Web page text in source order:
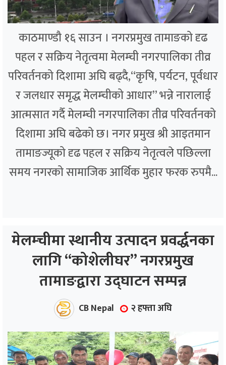
काठमाण्डौ १६ साउन । नगरप्रमुख तामाङको दृढ
पहल र सक्रिय नेतृत्वमा मेलम्ची नगरपालिका तीव्र
परिवर्तनको दिशामा अघि बढ्दै,“कृषि, पर्यटन, पूर्वधार
र जलधार समृद्ध मेलम्चीको आधार” भन्ने नारालाई
आत्मसात गर्दै मेलम्ची नगरपालिका तीव्र परिवर्तनको
दिशामा अघि बढेको छ। नगर प्रमुख श्री आइतमान
तामाङज्यूको दृढ पहल र सक्रिय नेतृत्वले पछिल्ला
समय नगरको सामाजिक आर्थिक मुहार फरक रुपमै...
मेलम्चीमा स्थानीय उत्पादन प्रवर्द्धनका
लागि “कोशेलीघर” नगरप्रमुख
तामाङद्वारा उद्घाटन सम्पन्न
CB Nepal २ हफ्ता अघि